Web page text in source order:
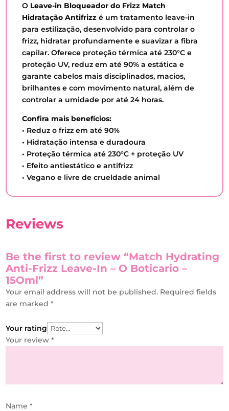
O Leave-in Bloqueador do Frizz Match
Hidratação Antifrizz é um tratamento leave-in
para estilização, desenvolvido para controlar o
frizz, hidratar profundamente e suavizar a fibra
capilar. Oferece proteção térmica até 230°C e
proteção UV, reduz em até 90% a estática e
garante cabelos mais disciplinados, macios,
brilhantes e com movimento natural, além de
controlar a umidade por até 24 horas.
Confira mais benefícios:
• Reduz o frizz em até 90%
• Hidratação intensa e duradoura
• Proteção térmica até 230°C + proteção UV
• Efeito antiestático e antifrizz
• Vegano e livre de crueldade animal
Reviews
Be the first to review “Match Hydrating
Anti-Frizz Leave-In – O Boticario –
15Oml”
Your email address will not be published. Required fields
are marked*
Your rating
Your review*
Name*